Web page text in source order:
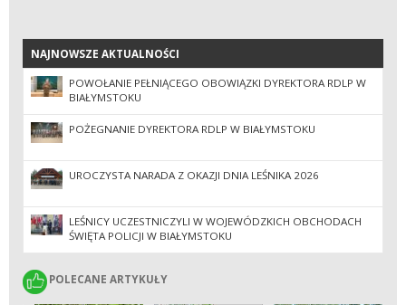
NAJNOWSZE AKTUALNOŚCI
NAJNOWSZE AKTUALNOŚCI
POWOŁANIE PEŁNIĄCEGO OBOWIĄZKI DYREKTORA RDLP W
BIAŁYMSTOKU
POŻEGNANIE DYREKTORA RDLP W BIAŁYMSTOKU
UROCZYSTA NARADA Z OKAZJI DNIA LEŚNIKA 2026
LEŚNICY UCZESTNICZYLI W WOJEWÓDZKICH OBCHODACH
ŚWIĘTA POLICJI W BIAŁYMSTOKU
POLECANE ARTYKUŁY
POLECANE ARTYKUŁY